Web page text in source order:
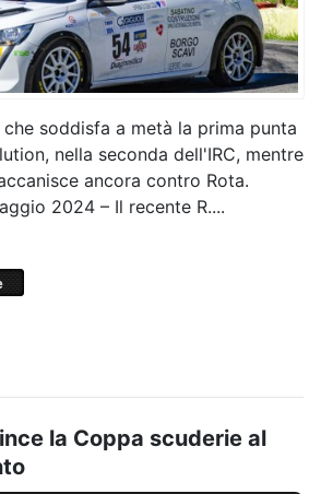
soddisfa a metà la prima punta
nella seconda dell'IRC, mentre
ancora contro Rota.
2024 – Il recente R....
la Coppa scuderie al